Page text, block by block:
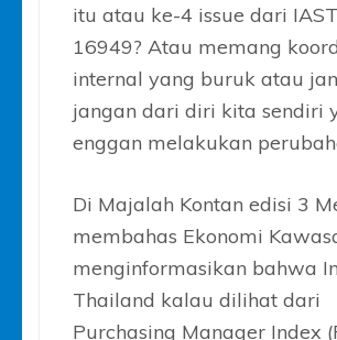
itu atau ke-4 issue dari
16949? Atau memang
internal yang buruk atau
jangan dari diri kita sendiri
enggan melakukan
Di Majalah Kontan edisi 3
membahas Ekonomi
menginformasikan bahwa
Thailand kalau dilihat dari
Purchasing Manager Index